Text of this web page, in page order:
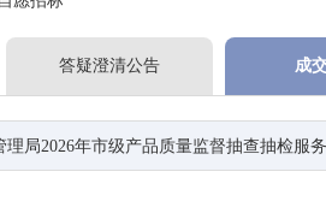
答疑澄清公告 成
理局2026年市级产品质量监督抽查抽检服